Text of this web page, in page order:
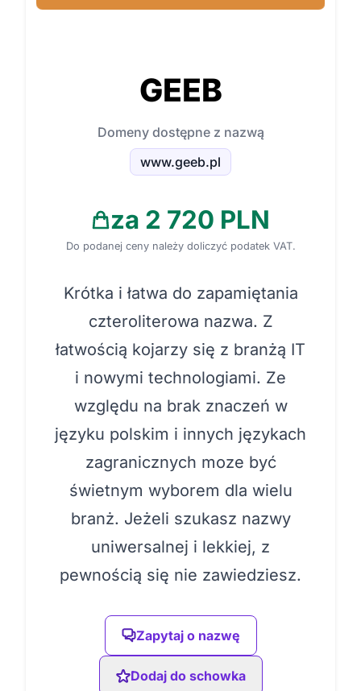
GEEB
Domeny dostępne z nazwą
www.geeb.pl
za 2 720 PLN
Do podanej ceny należy doliczyć podatek VAT.
Krótka i łatwa do zapamiętania
czteroliterowa nazwa. Z
łatwością kojarzy się z branżą IT
i nowymi technologiami. Ze
względu na brak znaczeń w
języku polskim i innych językach
zagranicznych moze być
świetnym wyborem dla wielu
branż. Jeżeli szukasz nazwy
uniwersalnej i lekkiej, z
pewnością się nie zawiedziesz.
Zapytaj o nazwę
Dodaj do schowka